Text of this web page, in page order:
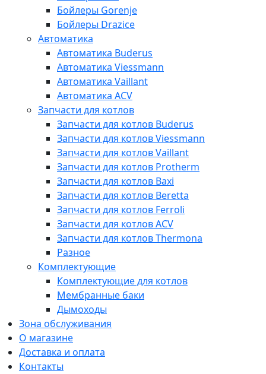
Бойлеры Gorenje
Бойлеры Drazice
Автоматика
Автоматика Buderus
Автоматика Viessmann
Автоматика Vaillant
Автоматика ACV
Запчасти для котлов
Запчасти для котлов Buderus
Запчасти для котлов Viessmann
Запчасти для котлов Vaillant
Запчасти для котлов Protherm
Запчасти для котлов Baxi
Запчасти для котлов Beretta
Запчасти для котлов Ferroli
Запчасти для котлов ACV
Запчасти для котлов Thermona
Разное
Комплектующие
Комплектующие для котлов
Мембранные баки
Дымоходы
Зона обслуживания
О магазине
Доставка и оплата
Контакты